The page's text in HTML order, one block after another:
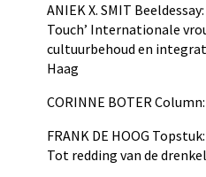
ANIEK X. SMIT
Touch’ Internationale
cultuurbehoud en
Haag
CORINNE BOTER
FRANK DE HOOG
Tot redding van de